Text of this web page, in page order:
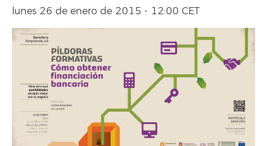
lunes 26 de enero de 2015 - 12:00 CET